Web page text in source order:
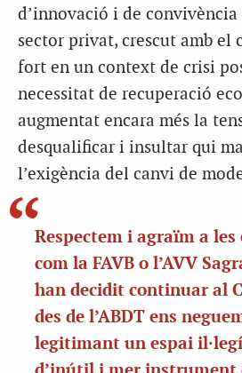
d’innovació i de
sector privat, crescut amb el
fort en un context de crisi
necessitat de recuperació
augmentat encara més la
desqualificar i insultar qui
l’exigència del canvi de
Respectem i agraïm a
com la FAVB o l’AVV
han decidit continuar al
des de l’ABDT ens
legitimant un espai